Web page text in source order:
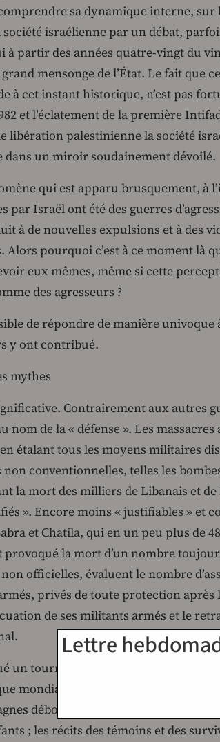
sa dynamique interne, sur
israélienne par un débat,
partir des années quatre-vingt du
mensonge de l’État. Le fait que
à cet instant historique, n’est pas
et l’éclatement de la première
libération palestinienne la société
un miroir soudainement dévoilé.
qui est apparu brusquement, à
par Israël ont été des guerres
à de nouvelles expulsions et à des
Alors pourquoi c’est à ce moment là
eux mêmes, même si cette
des agresseurs ?
de répondre de manière univoque
y ont contribué.
mythes
Contrairement aux autres
nom de la « défense ». Les
étalant tous les moyens militaires
non conventionnelles, telles les
la mort des milliers de Libanais et de
». Encore moins « justifiables » et
et Chatila, qui en un peu plus de
provoqué la mort d’un nombre
officielles, évaluent le nombre
privés de toute protection après
de ses militants armés et le
un tournant important aussi bien à
mondiale. Les maisons rasées au sol,
débordantes de cadavres, surtout
; les récits des témoins et des
Lettre